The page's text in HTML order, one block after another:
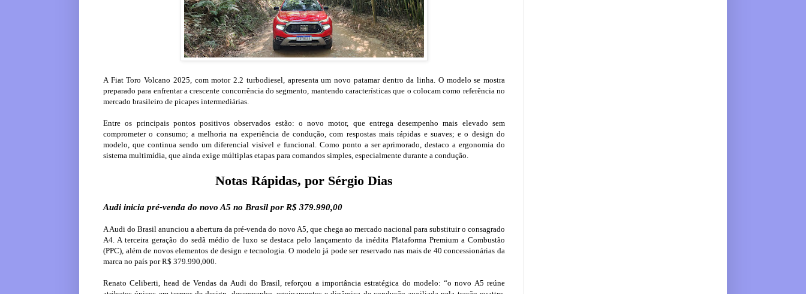
A Fiat Toro Volcano 2025, com motor 2.2 turbodiesel, apresenta um novo patamar dentro da linha. O modelo se mostra
preparado para enfrentar a crescente concorrência do segmento, mantendo características que o colocam como referência no
mercado brasileiro de picapes intermediárias.
Entre os principais pontos positivos observados estão: o novo motor, que entrega desempenho mais elevado sem
comprometer o consumo; a melhoria na experiência de condução, com respostas mais rápidas e suaves; e o design do
modelo, que continua sendo um diferencial visível e funcional. Como ponto a ser aprimorado, destaco a ergonomia do
sistema multimídia, que ainda exige múltiplas etapas para comandos simples, especialmente durante a condução.
Notas Rápidas, por Sérgio Dias
Audi inicia pré-venda do novo A5 no Brasil por R$ 379.990,00
A Audi do Brasil anunciou a abertura da pré-venda do novo A5, que chega ao mercado nacional para substituir o consagrado
A4. A terceira geração do sedã médio de luxo se destaca pelo lançamento da inédita Plataforma Premium a Combustão
(PPC), além de novos elementos de design e tecnologia. O modelo já pode ser reservado nas mais de 40 concessionárias da
marca no país por R$ 379.990,000.
Renato Celiberti, head de Vendas da Audi do Brasil, reforçou a importância estratégica do modelo: “o novo A5 reúne